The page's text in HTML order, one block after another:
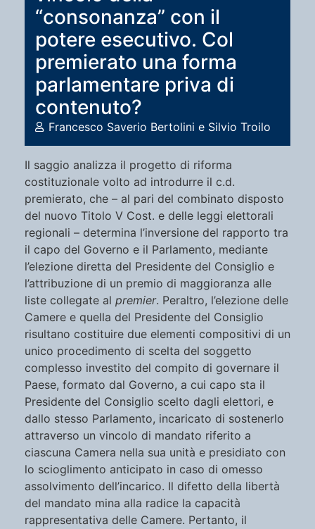
“consonanza” con il
potere esecutivo. Col
premierato una forma
parlamentare priva di
contenuto?
Francesco Saverio Bertolini e Silvio Troilo
Il saggio analizza il progetto di riforma
costituzionale volto ad introdurre il c.d.
premierato, che – al pari del combinato disposto
del nuovo Titolo V Cost. e delle leggi elettorali
regionali – determina l’inversione del rapporto tra
il capo del Governo e il Parlamento, mediante
l’elezione diretta del Presidente del Consiglio e
l’attribuzione di un premio di maggioranza alle
liste collegate al premier. Peraltro, l’elezione delle
Camere e quella del Presidente del Consiglio
risultano costituire due elementi compositivi di un
unico procedimento di scelta del soggetto
complesso investito del compito di governare il
Paese, formato dal Governo, a cui capo sta il
Presidente del Consiglio scelto dagli elettori, e
dallo stesso Parlamento, incaricato di sostenerlo
attraverso un vincolo di mandato riferito a
ciascuna Camera nella sua unità e presidiato con
lo scioglimento anticipato in caso di omesso
assolvimento dell’incarico. Il difetto della libertà
del mandato mina alla radice la capacità
rappresentativa delle Camere. Pertanto, il